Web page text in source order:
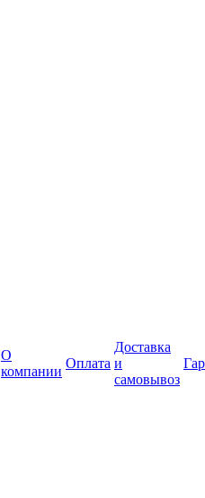
О
компании
Оплата
Доставка
и
самовывоз